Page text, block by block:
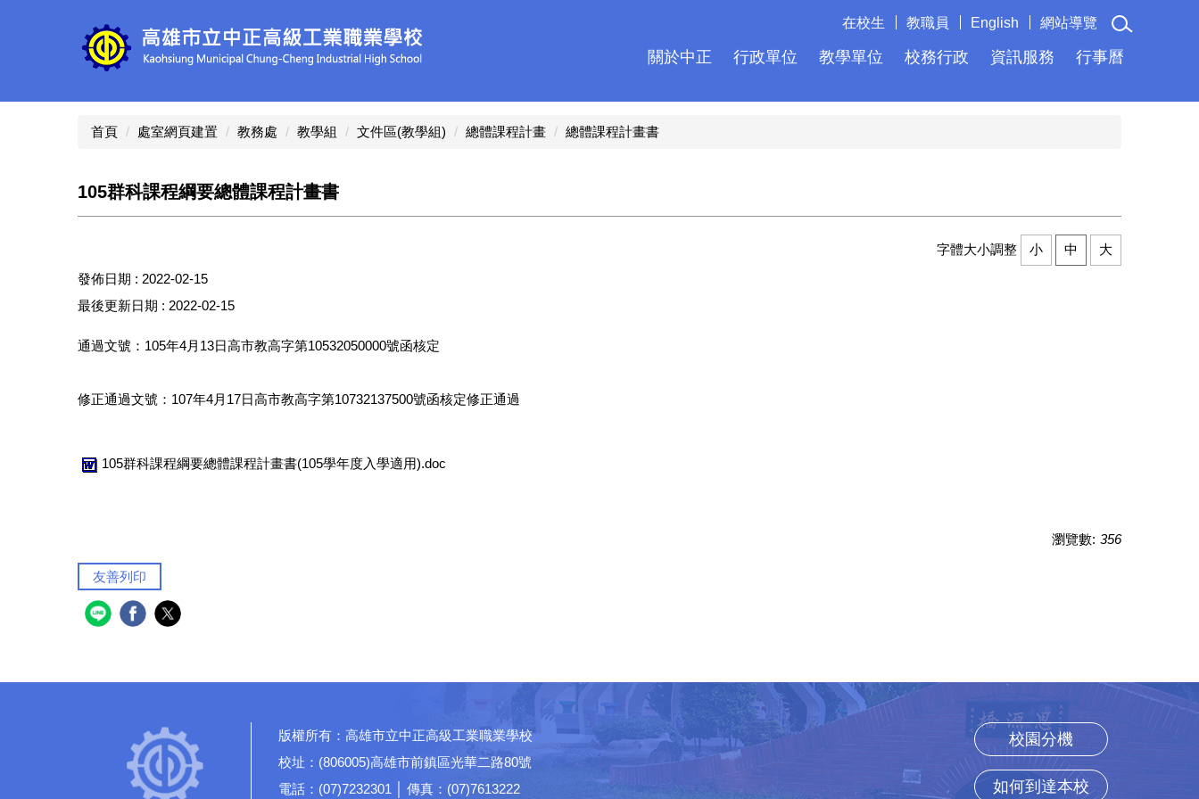
關於中正 行政單位 教學單位 校務行政 資訊服務 行事曆
在校生 教職員 English 網站導覽
首頁 處室網頁建置 教務處 教學組 文件區(教學組) 總體課程計畫 總體課程計畫書
105群科課程綱要總體課程計畫書
字體大小調整 小 中
大
發佈日期 : 2022-02-15
最後更新日期 : 2022-02-15
通過文號：105年4月13日高市教高字第10532050000號函核定
修正通過文號：107年4月17日高市教高字第10732137500號函核定修正通過
105群科課程綱要總體課程計畫書(105學年度入學適用).doc
瀏覽數: 356
友善列印
版權所有：高雄市立中正高級工業職業學校
校址：(806005)高雄市前鎮區光華二路80號
電話：(07)7232301 │ 傳真：(07)7613222
校園分機
如何到達本校